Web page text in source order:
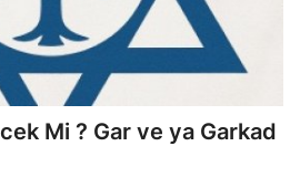
Mi ? Gar ve ya Garkad